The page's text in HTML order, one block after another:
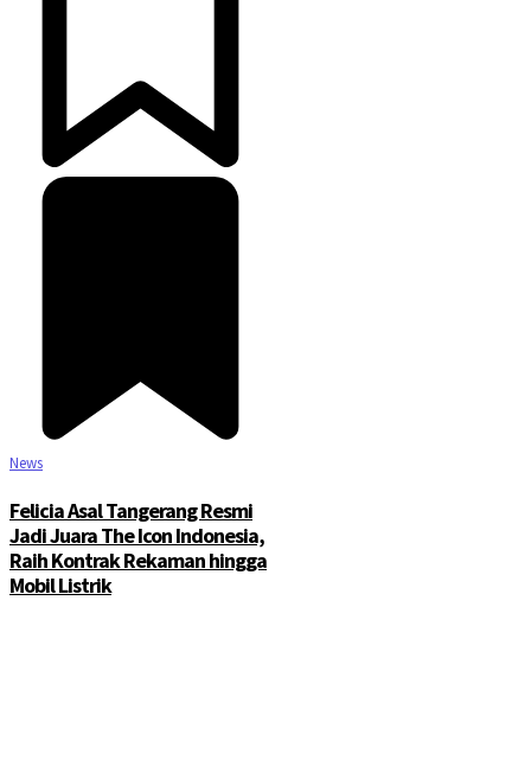
News
Felicia Asal Tangerang Resmi
Jadi Juara The Icon Indonesia,
Raih Kontrak Rekaman hingga
Mobil Listrik